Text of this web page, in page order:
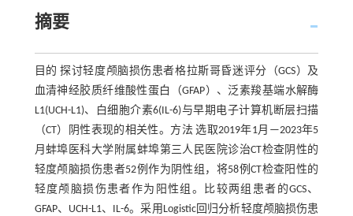
摘要
目的 探讨轻度颅脑损伤患者格拉斯哥昏迷评分（GCS）及
血清神经胶质纤维酸性蛋白（GFAP）、泛素羧基端水解酶
L1(UCH-L1)、白细胞介素6(IL-6)与早期电子计算机断层扫描
（CT）阴性表现的相关性。方法 选取2019年1月—2023年5
月蚌埠医科大学附属蚌埠第三人民医院诊治CT检查阴性的
轻度颅脑损伤患者52例作为阴性组，将58例CT检查阳性的
轻度颅脑损伤患者作为阳性组。比较两组患者的GCS、
GFAP、UCH-L1、IL-6。采用Logistic回归分析轻度颅脑损伤患